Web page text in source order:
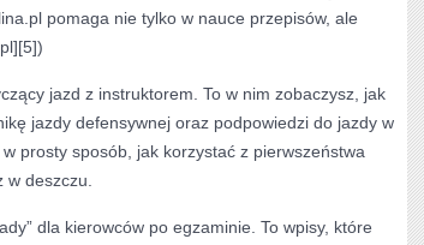
pomaga nie tylko w nauce przepisów, ale
jazd z instruktorem. To w nim zobaczysz, jak
jazdy defensywnej oraz podpowiedzi do jazdy w
prosty sposób, jak korzystać z pierwszeństwa
deszczu.
dla kierowców po egzaminie. To wpisy, które